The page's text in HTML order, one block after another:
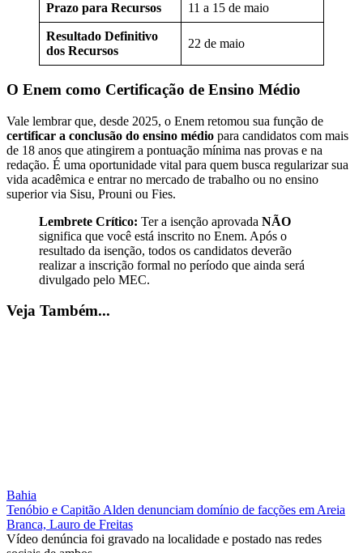
Prazo para Recursos 11 a 15 de maio
Resultado Definitivo
dos Recursos
22 de maio
O Enem como Certificação de Ensino Médio
Vale lembrar que, desde 2025, o Enem retomou sua função de
certificar a conclusão do ensino médio para candidatos com mais
de 18 anos que atingirem a pontuação mínima nas provas e na
redação. É uma oportunidade vital para quem busca regularizar sua
vida acadêmica e entrar no mercado de trabalho ou no ensino
superior via Sisu, Prouni ou Fies.
Lembrete Crítico: Ter a isenção aprovada NÃO
significa que você está inscrito no Enem. Após o
resultado da isenção, todos os candidatos deverão
realizar a inscrição formal no período que ainda será
divulgado pelo MEC.
Veja Também...
Bahia
Tenóbio e Capitão Alden denunciam domínio de facções em Areia
Branca, Lauro de Freitas
Vídeo denúncia foi gravado na localidade e postado nas redes